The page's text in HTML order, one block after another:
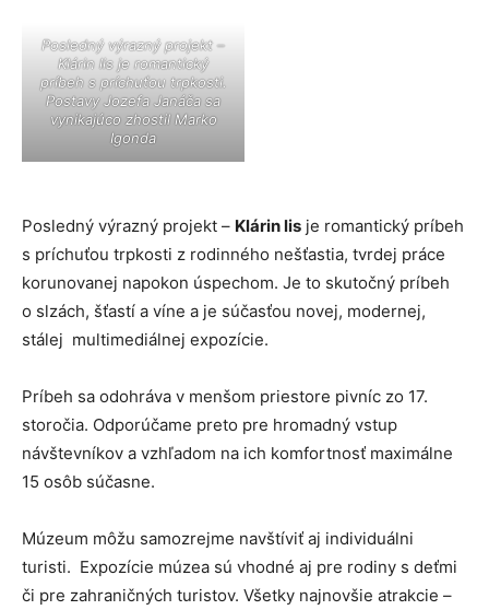
Posledný výrazný projekt –
Klárin lis je romantický
príbeh s príchuťou trpkosti.
Postavy Jozefa Janáča sa
vynikajúco zhostil Marko
Igonda
Posledný výrazný projekt – Klárin lis je romantický príbeh
s príchuťou trpkosti z rodinného nešťastia, tvrdej práce
korunovanej napokon úspechom. Je to skutočný príbeh
o slzách, šťastí a víne a je súčasťou novej, modernej,
stálej multimediálnej expozície.
Príbeh sa odohráva v menšom priestore pivníc zo 17.
storočia. Odporúčame preto pre hromadný vstup
návštevníkov a vzhľadom na ich komfortnosť maximálne
15 osôb súčasne.
Múzeum môžu samozrejme navštíviť aj individuálni
turisti. Expozície múzea sú vhodné aj pre rodiny s deťmi
či pre zahraničných turistov. Všetky najnovšie atrakcie –